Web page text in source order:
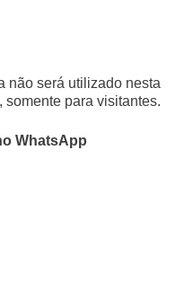
não será utilizado nesta
somente para visitantes.
WhatsApp